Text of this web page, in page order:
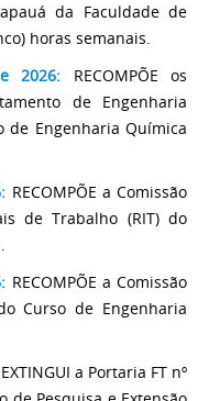
da Faculdade de
horas semanais.
2026:
RECOMPÕE os
de Engenharia
de Engenharia Química
RECOMPÕE a Comissão
de Trabalho (RIT) do
RECOMPÕE a Comissão
Curso de Engenharia
EXTINGUI a Portaria FT nº